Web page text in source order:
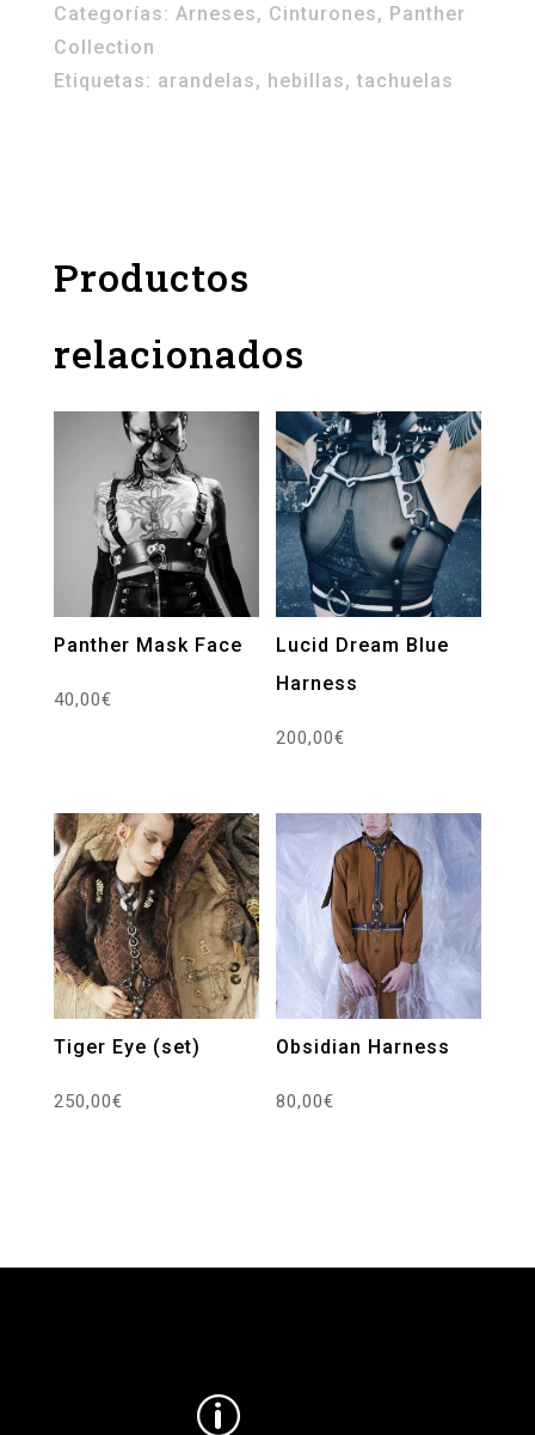
Categorías: Arneses, Cinturones, Panther
Collection
Etiquetas: arandelas, hebillas,tachuelas
Productos
relacionados
Panther Mask Face
40,00€
Lucid Dream Blue
Harness
200,00€
Tiger Eye (set)
250,00€
Obsidian Harness
80,00€
p